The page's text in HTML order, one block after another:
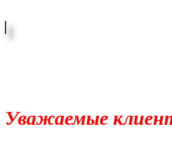
Уважаемые